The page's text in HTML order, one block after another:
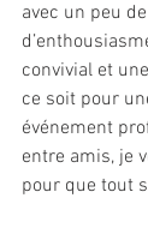
avec un peu
convivial et
ce soit pour
événement
entre amis, je
pour que tout